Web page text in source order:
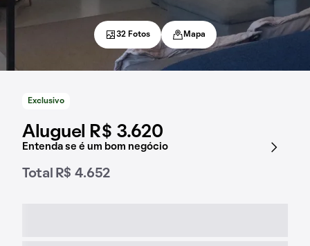
Exclusivo
Aluguel R$ 3.620
Entenda se é um bom negócio
Total R$ 4.652
32 Fotos Mapa